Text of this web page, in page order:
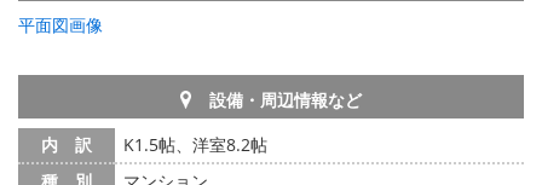
平面図画像
設備・周辺情報など
内 訳
K1.5帖、洋室8.2帖